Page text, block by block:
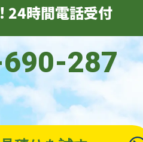
24時間電話受付
287